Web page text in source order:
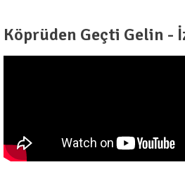
Köprüden Geçti Gelin -